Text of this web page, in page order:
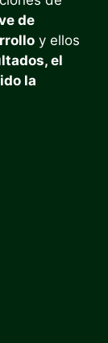
de
y ellos
el
la